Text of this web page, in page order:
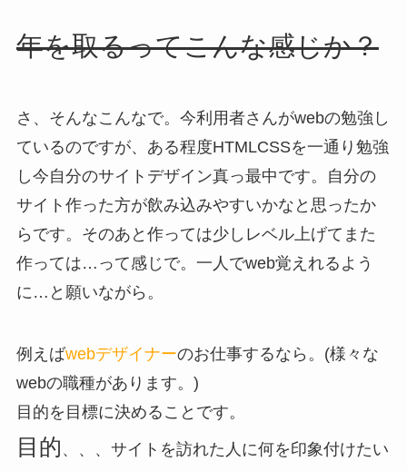
年を取るってこんな感じか？
さ、そんなこんなで。今利用者さんがwebの勉強し
ているのですが、ある程度HTMLCSSを一通り勉強
し今自分のサイトデザイン真っ最中です。自分の
サイト作った方が飲み込みやすいかなと思ったか
らです。そのあと作っては少しレベル上げてまた
作っては…って感じで。一人でweb覚えれるよう
に…と願いながら。
例えばwebデザイナーのお仕事するなら。(様々な
webの職種があります。)
目的を目標に決めることです。
目的 、、、サイトを訪れた人に何を印象付けたい